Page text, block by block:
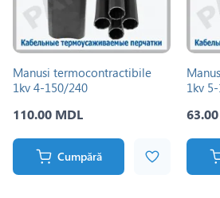
Manusi termocontractibile
1kv 4-150/240
110.00 MDL
Cumpără
1kv